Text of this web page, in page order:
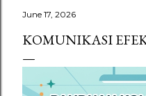
June 17, 2026
KOMUNIKASI